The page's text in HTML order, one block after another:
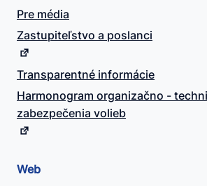
Pre média
Zastupiteľstvo a poslanci
Transparentné informácie
Harmonogram organizačno -
zabezpečenia volieb
Web